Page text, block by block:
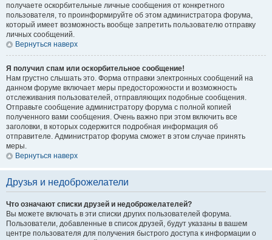
получаете оскорбительные личные сообщения от конкретного
пользователя, то проинформируйте об этом администратора форума,
который имеет возможность вообще запретить пользователю отправку
личных сообщений.
Вернуться наверх
Я получил спам или оскорбительное сообщение!
Нам грустно слышать это. Форма отправки электронных сообщений на
данном форуме включает меры предосторожности и возможность
отслеживания пользователей, отправляющих подобные сообщения.
Отправьте сообщение администратору форума с полной копией
полученного вами сообщения. Очень важно при этом включить все
заголовки, в которых содержится подробная информация об
отправителе. Администратор форума сможет в этом случае принять
меры.
Вернуться наверх
Друзья и недоброжелатели
Что означают списки друзей и недоброжелателей?
Вы можете включать в эти списки других пользователей форума.
Пользователи, добавленные в список друзей, будут указаны в вашем
центре пользователя для получения быстрого доступа к информации о